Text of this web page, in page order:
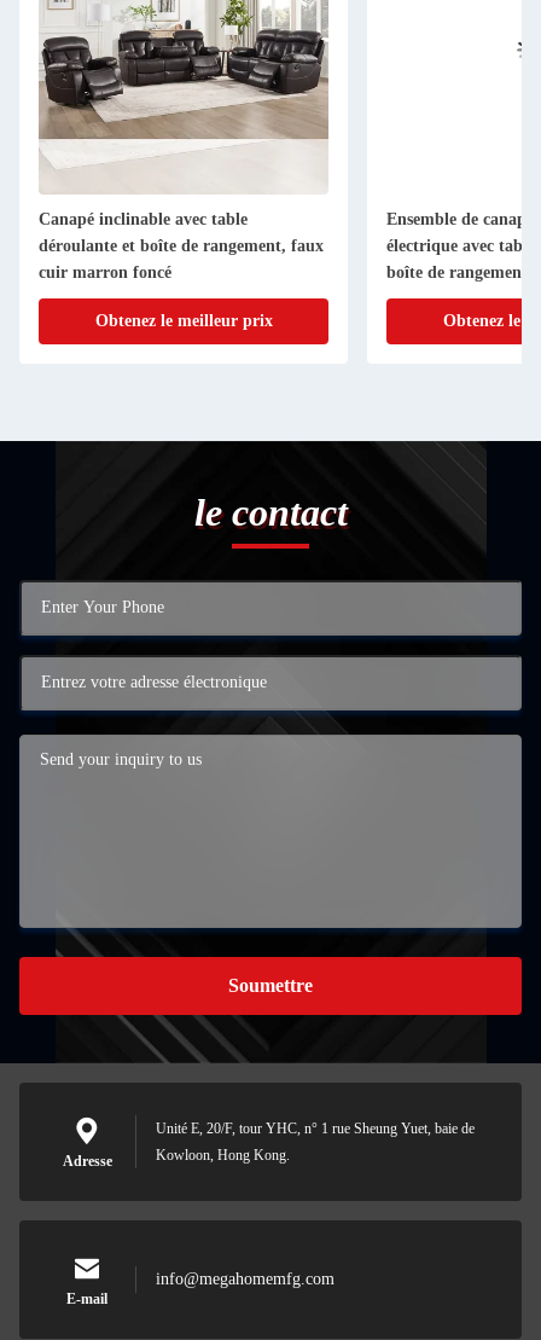
Canapé inclinable avec table
déroulante et boîte de rangement, faux
cuir marron foncé
Obtenez le meilleur prix
Ensemble de
électrique avec
boîte de
tissu marron
Obtenez le
le contact
Soumettre
Adresse
Unité E, 20/F, tour YHC, n° 1 rue Sheung Yuet, baie de
Kowloon, Hong Kong.
E-mail
info@megahomemfg.com